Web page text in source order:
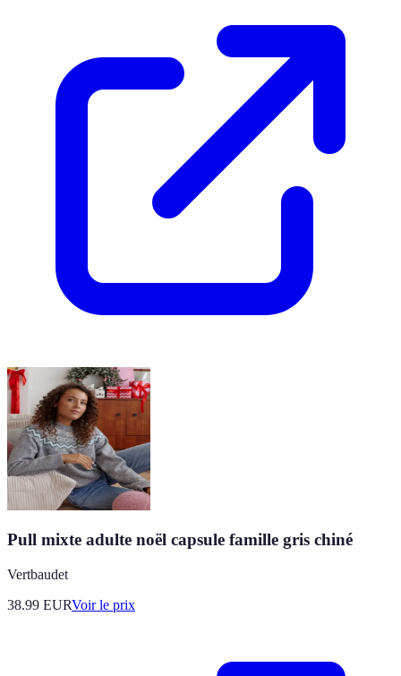
Pull mixte adulte noël capsule famille gris chiné
Vertbaudet
38.99 EURVoir le prix